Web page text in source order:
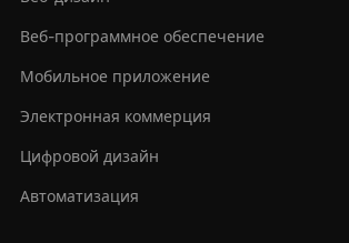
Веб-программное обеспечение
Мобильное приложение
Электронная коммерция
Цифровой дизайн
Автоматизация